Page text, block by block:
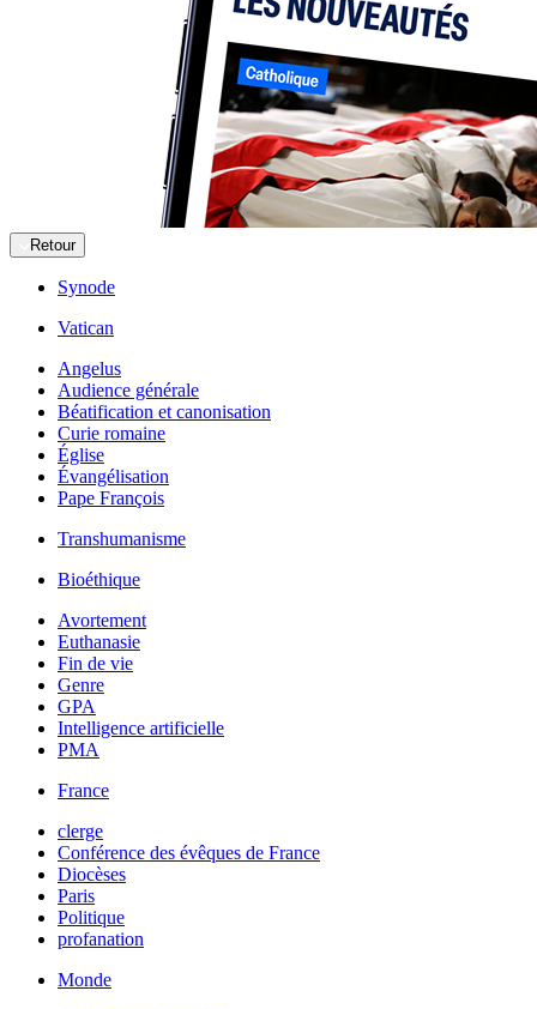
Retour
Synode
Vatican
Angelus
Audience générale
Béatification et canonisation
Curie romaine
Église
Évangélisation
Pape François
Transhumanisme
Bioéthique
Avortement
Euthanasie
Fin de vie
Genre
GPA
Intelligence artificielle
PMA
France
clerge
Conférence des évêques de France
Diocèses
Paris
Politique
profanation
Monde